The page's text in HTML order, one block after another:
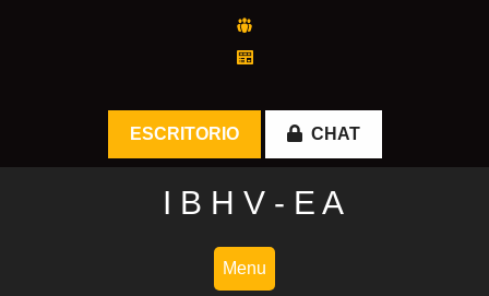
ESCRITORIO CHAT
I B H V - E A
Menu